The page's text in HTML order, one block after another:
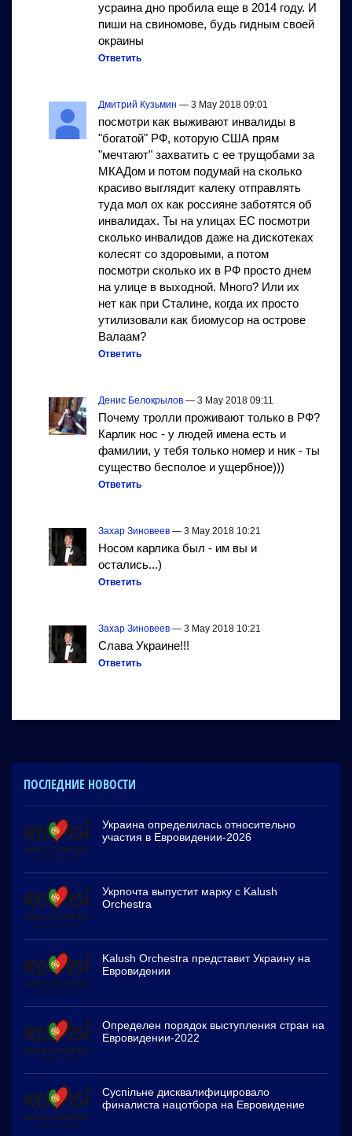
усраина дно пробила еще в 2014 году. И
пиши на свиномове, будь гидным своей
окраины
Ответить
Дмитрий Кузьмин— 3 May 2018 09:01
посмотри как выживают инвалиды в
"богатой" РФ, которую США прям
"мечтают" захватить с ее трущобами за
МКАДом и потом подумай на сколько
красиво выглядит калеку отправлять
туда мол ох как россияне заботятся об
инвалидах. Ты на улицах ЕС посмотри
сколько инвалидов даже на дискотеках
колесят со здоровыми, а потом
посмотри сколько их в РФ просто днем
на улице в выходной. Много? Или их
нет как при Сталине, когда их просто
утилизовали как биомусор на острове
Валаам?
Ответить
Денис Белокрылов— 3 May 2018 09:11
Почему тролли проживают только в РФ?
Карлик нос - у людей имена есть и
фамилии, у тебя только номер и ник - ты
существо бесполое и ущербное)))
Ответить
Захар Зиновеев— 3 May 2018 10:21
Носом карлика был - им вы и
остались...)
Ответить
Захар Зиновеев— 3 May 2018 10:21
Слава Украине!!!
Ответить
ПОСЛЕДНИЕ НОВОСТИ
Украина определилась относительно
участия в Евровидении-2026
Укрпочта выпустит марку с Kalush
Orchestra
Kalush Orchestra представит Украину на
Евровидении
Определен порядок выступления стран на
Евровидении-2022
Суспільне дисквалифицировало
финалиста нацотбора на Евровидение